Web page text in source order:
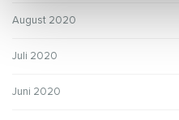
August 2020
Juli 2020
Juni 2020